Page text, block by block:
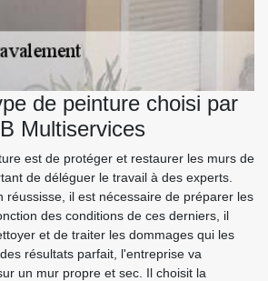
de peinture choisi par
Multiservices
est de protéger et restaurer les murs de
de déléguer le travail à des experts.
réussisse, il est nécessaire de préparer les
des conditions de ces derniers, il
et de traiter les dommages qui les
résultats parfait, l'entreprise va
un mur propre et sec. Il choisit la